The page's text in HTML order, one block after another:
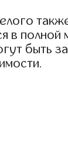
в полной
быть